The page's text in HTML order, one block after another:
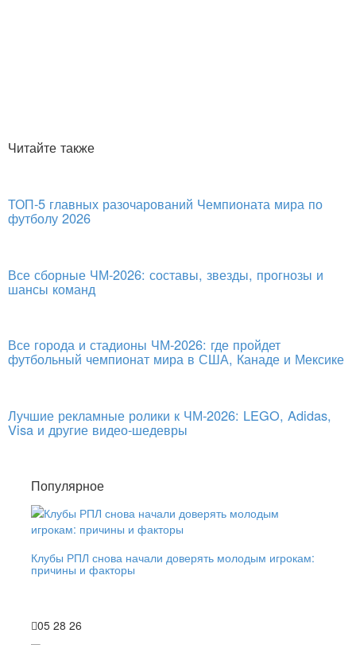
Читайте также
ТОП-5 главных разочарований Чемпионата мира по
футболу 2026
Все сборные ЧМ-2026: составы, звезды, прогнозы и
шансы команд
Все города и стадионы ЧМ-2026: где пройдет
футбольный чемпионат мира в США, Канаде и Мексике
Лучшие рекламные ролики к ЧМ-2026: LEGO, Adidas,
Visa и другие видео-шедевры
Популярное
Клубы РПЛ снова начали доверять молодым игрокам:
причины и факторы
05 28 26